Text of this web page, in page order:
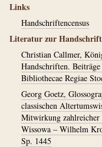
Links
Handschriftencensus
Literatur zur Handschrift
Christian Callmer,
Handschriften.
Bibliothecae Regiae
Georg Goetz,
classischen
Mitwirkung zahlreicher
Wissowa – Wilhelm
Sp. 1445